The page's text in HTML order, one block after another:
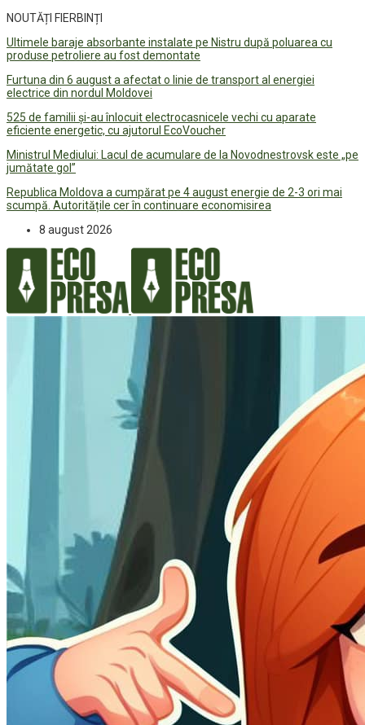
NOUTĂȚI FIERBINȚI
Ultimele baraje absorbante instalate pe Nistru după poluarea cu
produse petroliere au fost demontate
Furtuna din 6 august a afectat o linie de transport al energiei
electrice din nordul Moldovei
525 de familii și-au înlocuit electrocasnicele vechi cu aparate
eficiente energetic, cu ajutorul EcoVoucher
Ministrul Mediului: Lacul de acumulare de la Novodnestrovsk este „pe
jumătate gol”
Republica Moldova a cumpărat pe 4 august energie de 2-3 ori mai
scumpă. Autoritățile cer în continuare economisirea
8 august 2026